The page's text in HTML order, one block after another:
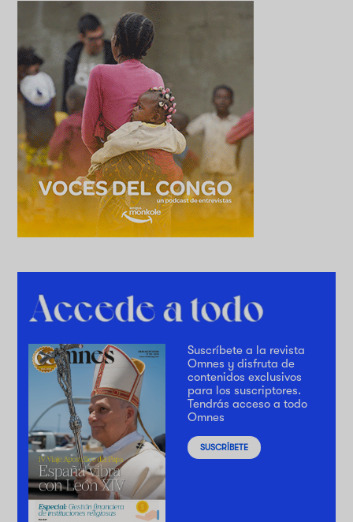
Suscríbete a la revista
Omnes y disfruta de
contenidos exclusivos
para los suscriptores.
Tendrás acceso a todo
Omnes
SUSCRÍBETE